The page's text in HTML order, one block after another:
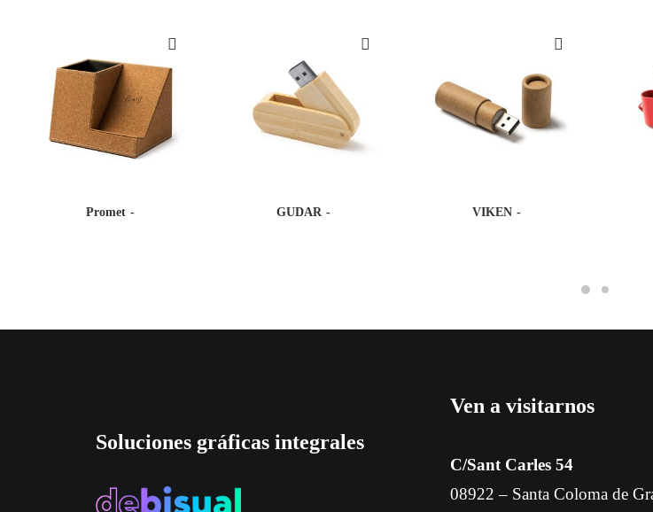
Promet GUDAR VIKEN
Soluciones gráficas integrales
Ven a visitarnos
C/Sant Carles 54
08922 – Santa Coloma de